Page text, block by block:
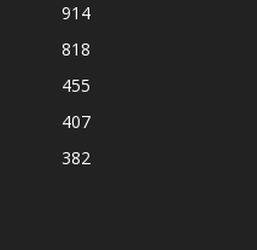
914
818
455
407
382